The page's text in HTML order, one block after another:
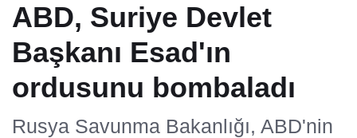
ABD, Suriye Devlet
Başkanı Esad'ın
ordusunu bombaladı
Rusya Savunma Bakanlığı, ABD'nin